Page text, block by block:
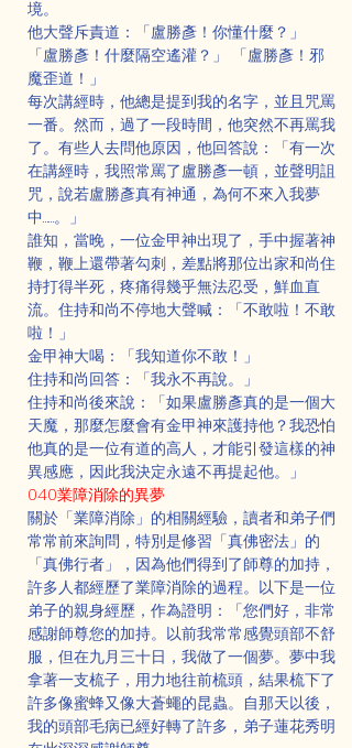
境。
他大聲斥責道：「盧勝彥！你懂什麼？」
「盧勝彥！什麼隔空遙灌？」 「盧勝彥！邪
魔歪道！」
每次講經時，他總是提到我的名字，並且咒罵
一番。然而，過了一段時間，他突然不再罵我
了。有些人去問他原因，他回答說：「有一次
在講經時，我照常罵了盧勝彥一頓，並聲明詛
咒，說若盧勝彥真有神通，為何不來入我夢
中……。」
誰知，當晚，一位金甲神出現了，手中握著神
鞭，鞭上還帶著勾刺，差點將那位出家和尚住
持打得半死，疼痛得幾乎無法忍受，鮮血直
流。住持和尚不停地大聲喊：「不敢啦！不敢
啦！」
金甲神大喝：「我知道你不敢！」
住持和尚回答：「我永不再說。」
住持和尚後來說：「如果盧勝彥真的是一個大
天魔，那麼怎麼會有金甲神來護持他？我恐怕
他真的是一位有道的高人，才能引發這樣的神
異感應，因此我決定永遠不再提起他。」
040業障消除的異夢
關於「業障消除」的相關經驗，讀者和弟子們
常常前來詢問，特別是修習「真佛密法」的
「真佛行者」，因為他們得到了師尊的加持，
許多人都經歷了業障消除的過程。以下是一位
弟子的親身經歷，作為證明：「您們好，非常
感謝師尊您的加持。以前我常常感覺頭部不舒
服，但在九月三十日，我做了一個夢。夢中我
拿著一支梳子，用力地往前梳頭，結果梳下了
許多像蜜蜂又像大蒼蠅的昆蟲。自那天以後，
我的頭部毛病已經好轉了許多，弟子蓮花秀明